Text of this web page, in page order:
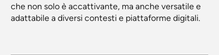
che non solo è accattivante, ma anche versatile e
adattabile a diversi contesti e piattaforme digitali.